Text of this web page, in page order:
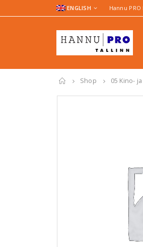
ENGLISH Hannu PRO
Shop 05 Kino-